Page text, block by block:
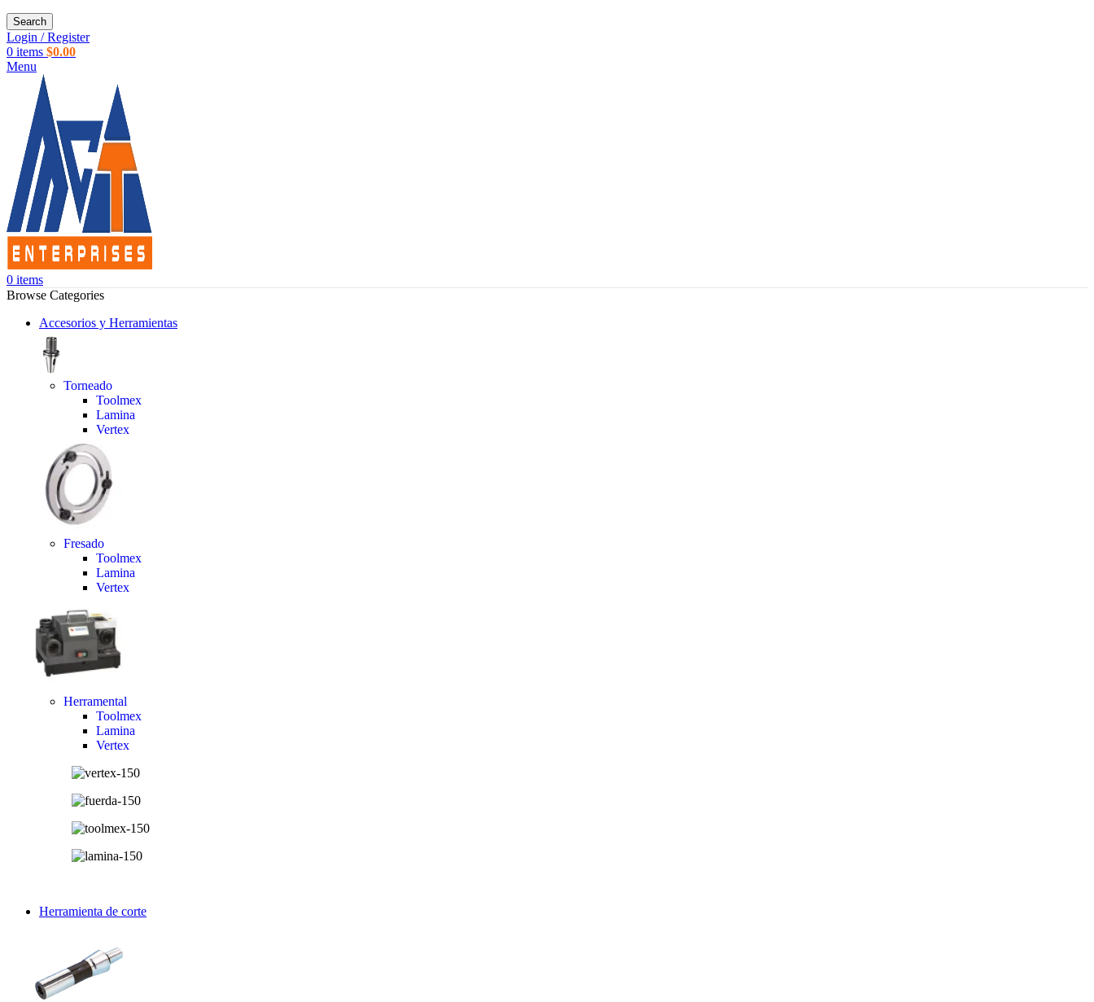
Search
Login / Register
0 items $0.00
Menu
0 items
Browse Categories
Accesorios y Herramientas
Torneado
Toolmex
Lamina
Vertex
Fresado
Toolmex
Lamina
Vertex
Herramental
Toolmex
Lamina
Vertex
Herramienta de corte